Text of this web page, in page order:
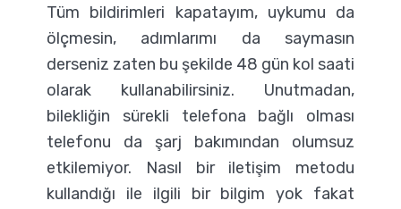
Tüm bildirimleri kapatayım, uykumu da
ölçmesin, adımlarımı da saymasın
derseniz zaten bu şekilde 48 gün kol saati
olarak kullanabilirsiniz. Unutmadan,
bilekliğin sürekli telefona bağlı olması
telefonu da şarj bakımından olumsuz
etkilemiyor. Nasıl bir iletişim metodu
kullandığı ile ilgili bir bilgim yok fakat